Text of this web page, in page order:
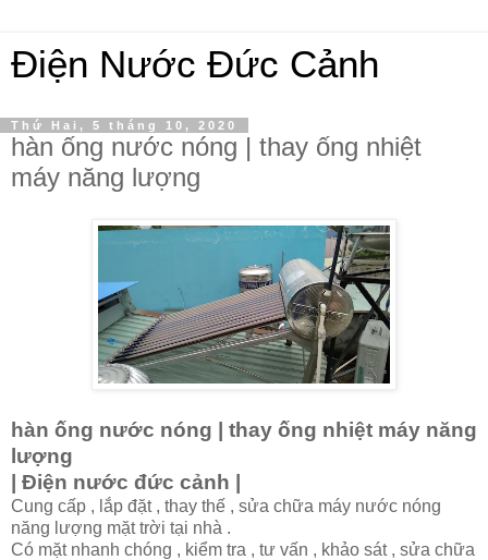
Điện Nước Đức Cảnh
Thứ Hai, 5 tháng 10, 2020
hàn ống nước nóng | thay ống nhiệt
máy năng lượng
hàn ống nước nóng | thay ống nhiệt máy năng
lượng
| Điện nước đức cảnh |
Cung cấp , lắp đặt , thay thế , sửa chữa máy nước nóng
năng lượng mặt trời tại nhà .
Có mặt nhanh chóng , kiểm tra , tư vấn , khảo sát , sửa chữa